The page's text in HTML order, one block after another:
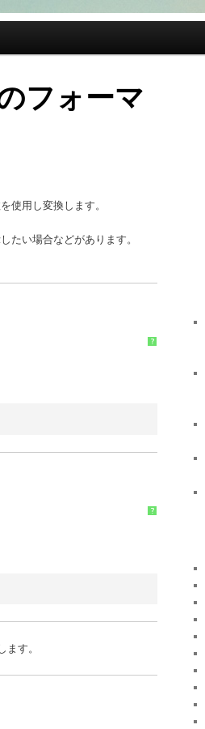
フォーマ
使用し変換します。
たい場合などがあります。
?
?
す。